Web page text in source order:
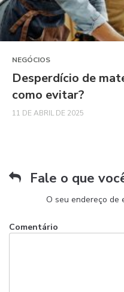
NEGÓCIOS
Desperdício de
como evitar?
11 DE ABRIL DE 2025
Fale o que
O seu endereço de
Comentário